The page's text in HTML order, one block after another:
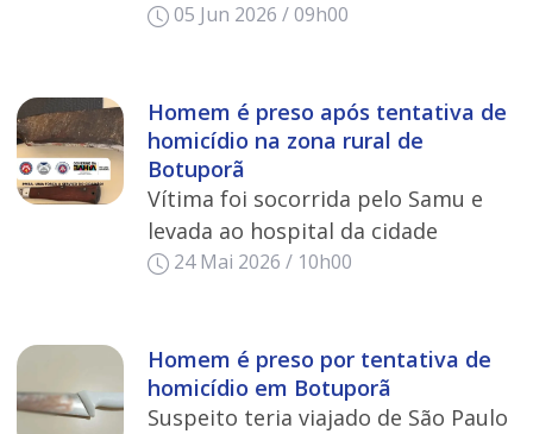
05 Jun 2026 / 09h00
Homem é preso após tentativa de
homicídio na zona rural de
Botuporã
Vítima foi socorrida pelo Samu e
levada ao hospital da cidade
24 Mai 2026 / 10h00
Homem é preso por tentativa de
homicídio em Botuporã
Suspeito teria viajado de São Paulo